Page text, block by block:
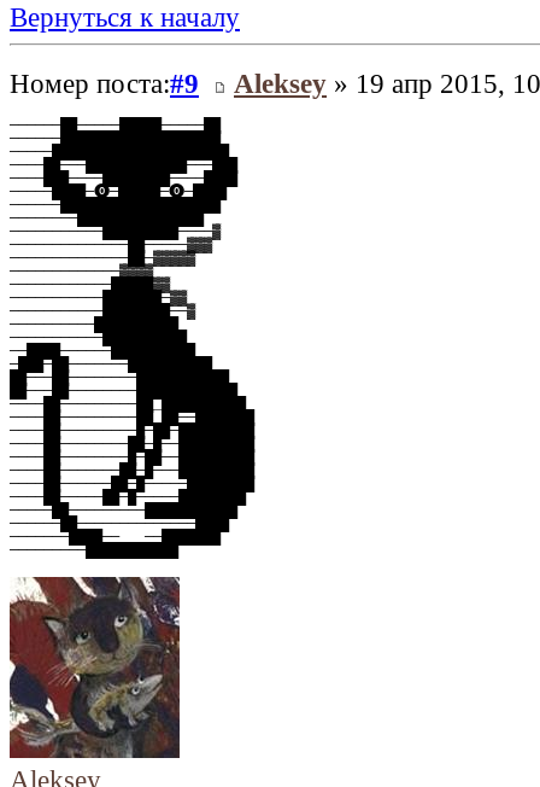
Вернуться к началу
Номер поста:#9 Aleksey » 19 апр 2015,
──────██─────█████─────██
──────███████████████████
─────█████████████████████
────██───████████████───███
────███────████████────████
─────████─⓿─█████─⓿─████
──────███████████████████
────────███████████████
───────────█████████────▓
──────────────██─────▓▓▓
──────────────██─▓▓▓▓▓
─────────────▓▓▓▓
────────────█████▓▓
───────────███████─▓▓
───────────████████──▓
──────────██████████
───────────██████████
──████──────██████████
─███─██───────██████████
██───██────────███████████
██───██────────████████████
────██─────────██_██████████
────██─────────██_██──███████
────██─────────█─██─█████████
────██────────██─█──█████████
────██────────█─██──█████████
────██───────██─█───█████████
────██──────██─█─────████████
────██─────██─█─────████████
─────██─────────███████████
──────██──────────────████
───────████──___──███████
─────────███████████
Aleksey